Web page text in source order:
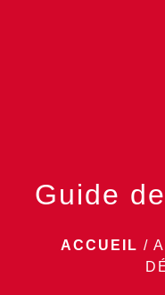
Guide
ACCUEIL /